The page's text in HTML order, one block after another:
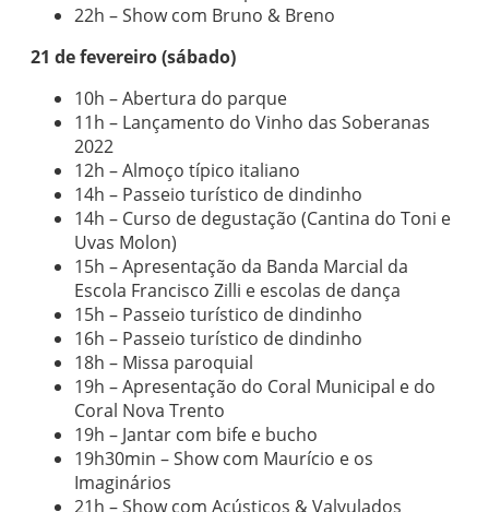
22h – Show com Bruno & Breno
21 de fevereiro (sábado)
10h – Abertura do parque
11h – Lançamento do Vinho das Soberanas
2022
12h – Almoço típico italiano
14h – Passeio turístico de dindinho
14h – Curso de degustação (Cantina do Toni e
Uvas Molon)
15h – Apresentação da Banda Marcial da
Escola Francisco Zilli e escolas de dança
15h – Passeio turístico de dindinho
16h – Passeio turístico de dindinho
18h – Missa paroquial
19h – Apresentação do Coral Municipal e do
Coral Nova Trento
19h – Jantar com bife e bucho
19h30min – Show com Maurício e os
Imaginários
21h – Show com Acústicos & Valvulados